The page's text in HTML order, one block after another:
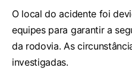
O local do acidente foi
equipes para garantir a
da rodovia. As
investigadas.